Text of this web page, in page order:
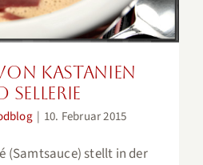
Kastanien
Sellerie
| 10. Februar 2015
(Samtsauce) stellt in der